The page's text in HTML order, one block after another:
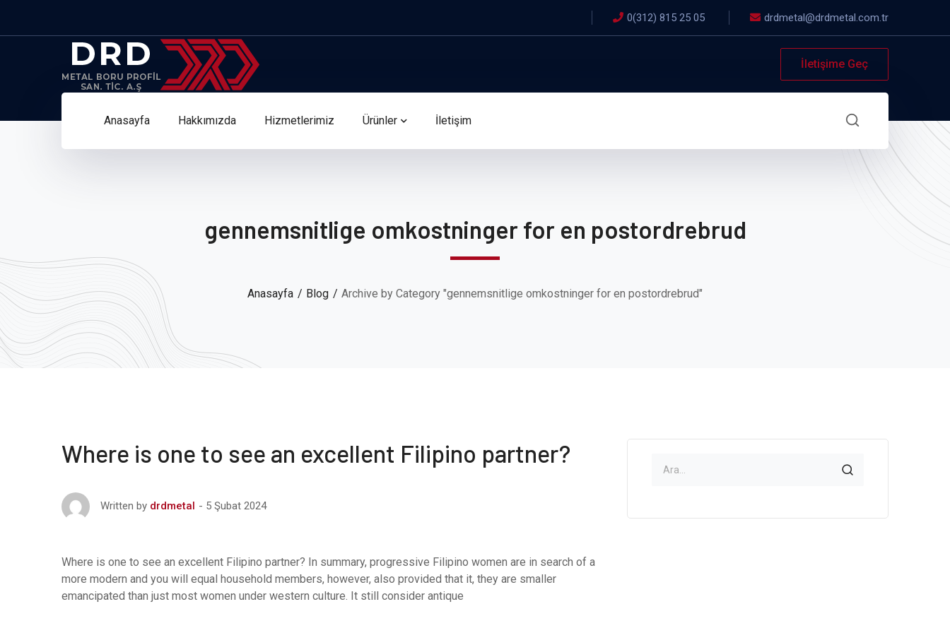
0(312) 815 25 05 drdmetal@drdmetal.com.tr
İletişime Geç
Anasayfa Hakkımızda Hizmetlerimiz Ürünler İletişim
gennemsnitlige omkostninger for en postordrebrud
Anasayfa Blog Archive by Category "gennemsnitlige omkostninger for en postordrebrud"
Where is one to see an excellent Filipino partner?
Written by drdmetal 5 Şubat 2024
Where is one to see an excellent Filipino partner? In summary, progressive Filipino women are in search of a
more modern and you will equal household members, however, also provided that it, they are smaller
emancipated than just most women under western culture. It still consider antique